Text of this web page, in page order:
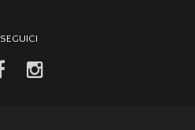
SEGUICI
facebookinstagram